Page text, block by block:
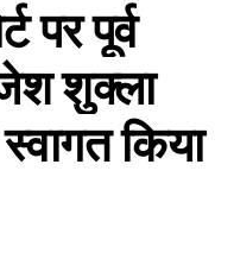
पर पूर्व
शुक्ला
स्वागत किया